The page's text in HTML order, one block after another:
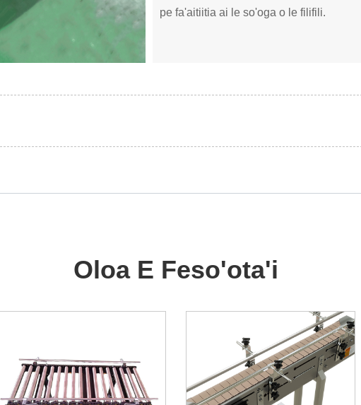
pe fa'aitiitia ai le so'oga o le filifili.
Oloa E Feso'ota'i